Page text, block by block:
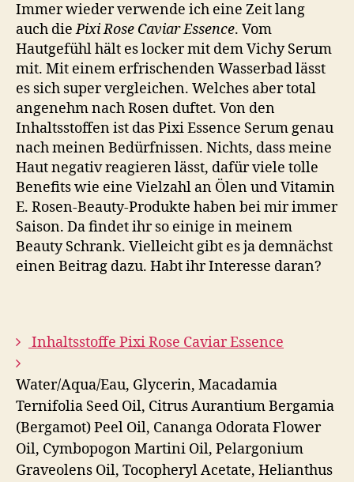
Immer wieder verwende ich eine Zeit lang
auch diePixi Rose Caviar Essence. Vom
Hautgefühl hält es locker mit dem Vichy Serum
mit. Mit einem erfrischenden Wasserbad lässt
es sich super vergleichen. Welches aber total
angenehm nach Rosen duftet. Von den
Inhaltsstoffen ist das Pixi Essence Serum genau
nach meinen Bedürfnissen. Nichts, dass meine
Haut negativ reagieren lässt, dafür viele tolle
Benefits wie eine Vielzahl an Ölen und Vitamin
E. Rosen-Beauty-Produkte haben bei mir immer
Saison. Da findet ihr so einige in meinem
Beauty Schrank. Vielleicht gibt es ja demnächst
einen Beitrag dazu. Habt ihr Interesse daran?
Inhaltsstoffe Pixi Rose Caviar Essence
Water/Aqua/Eau, Glycerin, Macadamia
Ternifolia Seed Oil, Citrus Aurantium Bergamia
(Bergamot) Peel Oil, Cananga Odorata Flower
Oil, Cymbopogon Martini Oil, Pelargonium
Graveolens Oil, Tocopheryl Acetate, Helianthus